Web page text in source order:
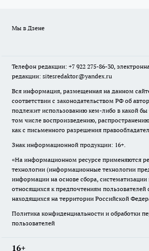
Мы в Дзене
Телефон редакции: +7 922 275-86-30,
редакции: sitesredaktor@yandex.ru
Вся информация, размещенная на данном
соответствии с законодательством РФ об
подлежит использованию кем-либо в какой
том числе воспроизведению,
как с письменного разрешения
Знак информационной продукции: 16+.
«На информационном ресурсе применяются
технологии (информационные технологии
информации на основе сбора, систематизации
относящихся к предпочтениям пользователей
находящихся на территории Российской
Политика конфиденциальности и обработки
пользователей
16+